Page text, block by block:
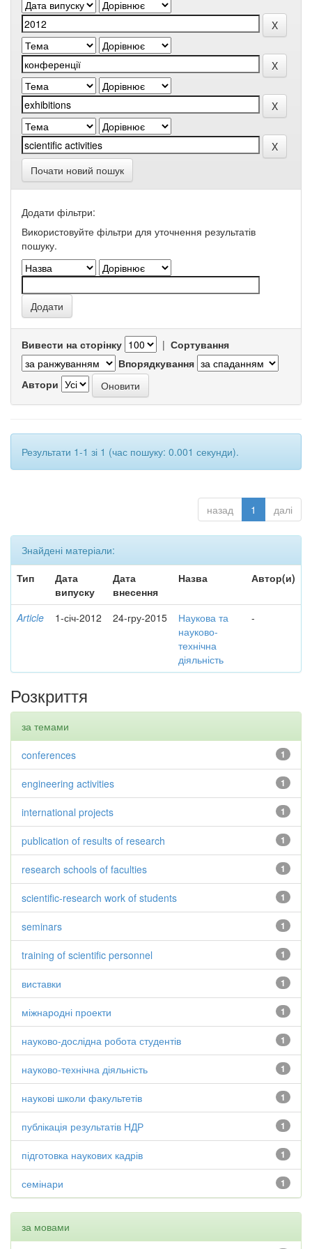
Почати новий пошук
Додати фільтри:
Використовуйте фільтри для уточнення результатів
пошуку.
Вивести на сторінку | Сортування
Впорядкування
Автори
Результати 1-1 зі 1 (час пошуку: 0.001 секунди).
назад 1 далі
Знайдені матеріали:
Тип
Дата
випуску
Дата
внесення
Назва Автор(и)
Article 1-січ-2012 24-гру-2015
Наукова та
науково-
технічна
діяльність
-
Розкриття
за темами
1
conferences
1
engineering activities
1
international projects
1
publication of results of research
1
research schools of faculties
1
scientific-research work of students
1
seminars
1
training of scientific personnel
1
виставки
1
міжнародні проекти
1
науково-дослідна робота студентів
1
науково-технічна діяльність
1
наукові школи факультетів
1
публікація результатів НДР
1
підготовка наукових кадрів
1
семінари
за мовами